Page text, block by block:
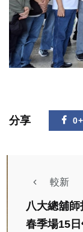
分享 0+
較新
八大總舖師
春季場15